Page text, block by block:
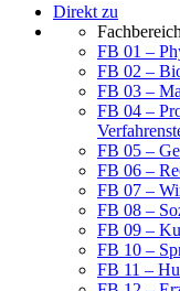
Direkt zu
FB 01 –
FB 02 –
FB 03 –
FB 04 –
FB 05 –
FB 06 –
FB 07 –
FB 08 –
FB 09 –
FB 10 –
FB 11 –